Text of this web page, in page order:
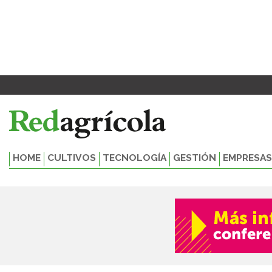
HOME CULTIVOS TECNOLOGÍA GESTIÓN EMPRESAS